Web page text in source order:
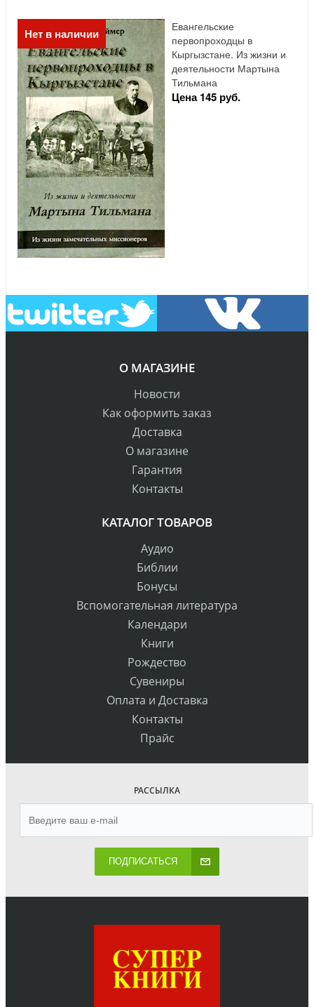
Нет в наличии
Евангельские
первопроходцы в
Кыргызстане. Из жизни и
деятельности Мартына
Тильмана
Цена 145 руб.
О МАГАЗИНЕ
Новости
Как оформить заказ
Доставка
О магазине
Гарантия
Контакты
КАТАЛОГ ТОВАРОВ
Аудио
Библии
Бонусы
Вспомогательная литература
Календари
Книги
Рождество
Сувениры
Оплата и Доставка
Контакты
Прайс
РАССЫЛКА
ПОДПИСАТЬСЯ